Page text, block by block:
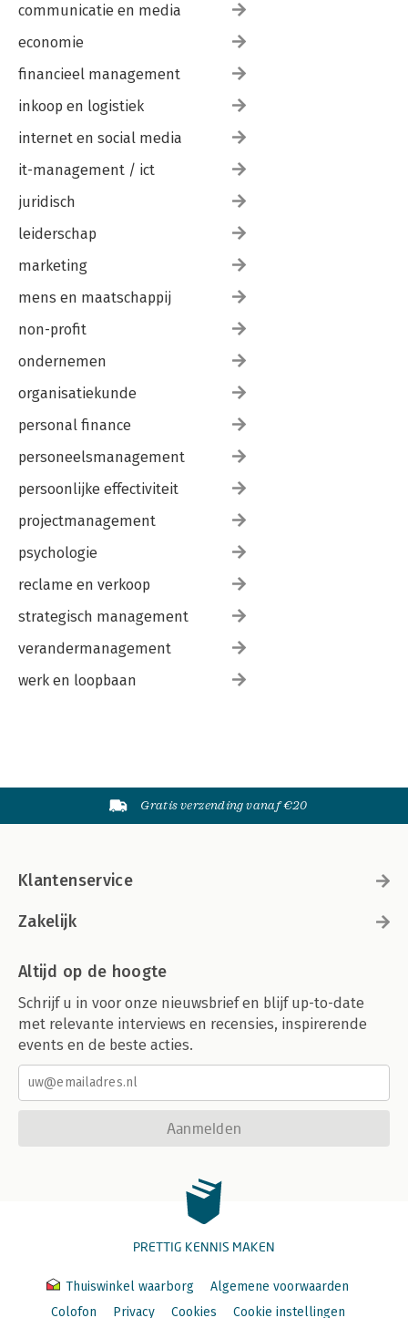
communicatie en media
economie
financieel management
inkoop en logistiek
internet en social media
it-management / ict
juridisch
leiderschap
marketing
mens en maatschappij
non-profit
ondernemen
organisatiekunde
personal finance
personeelsmanagement
persoonlijke effectiviteit
projectmanagement
psychologie
reclame en verkoop
strategisch management
verandermanagement
werk en loopbaan
Gratis verzending vanaf €20
Klantenservice
Zakelijk
Altijd op de hoogte
Schrijf u in voor onze nieuwsbrief en blijf up-to-date
met relevante interviews en recensies, inspirerende
events en de beste acties.
Aanmelden
PRETTIG KENNIS MAKEN
Thuiswinkel waarborg
Algemene voorwaarden
Colofon
Privacy Cookies Cookie instellingen